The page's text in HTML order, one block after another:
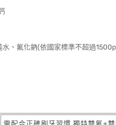
、氟化鈉(依國家標準不超過